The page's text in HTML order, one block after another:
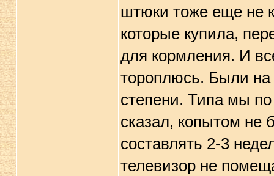
штюки тоже еще не
которые купила,
для кормления. И
тороплюсь. Были
степени. Типа мы
сказал, копытом не
составлять 2-3
телевизор не